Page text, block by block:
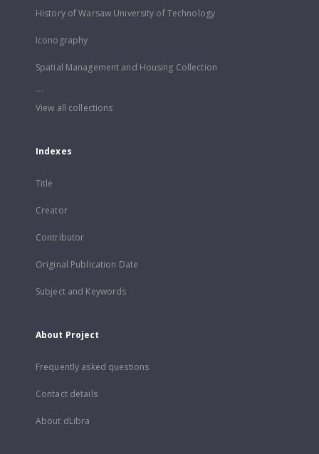
History of Warsaw University of Technology
Iconography
Spatial Management and Housing Collection
...
View all collections
Indexes
Title
Creator
Contributor
Original Publication Date
Subject and Keywords
About Project
Frequently asked questions
Contact details
About dLibra